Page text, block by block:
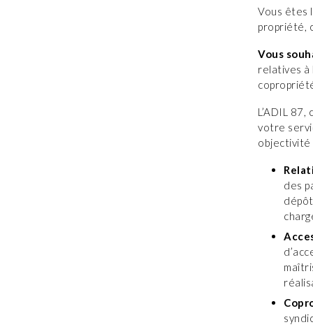
Vous êtes
propriété,
Vous
relatives à
L’ADIL
votre
objectivité
des